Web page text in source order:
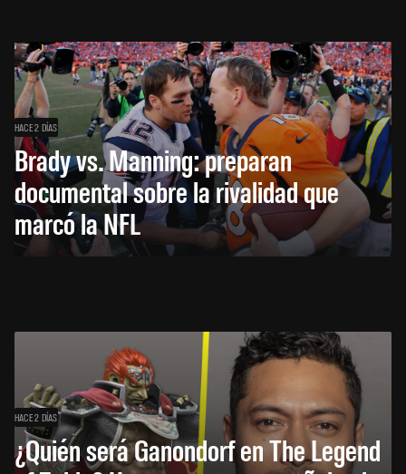
HACE 2 DÍAS
Brady vs. Manning: preparan
documental sobre la rivalidad que
marcó la NFL
HACE 2 DÍAS
¿Quién será Ganondorf en The Legend